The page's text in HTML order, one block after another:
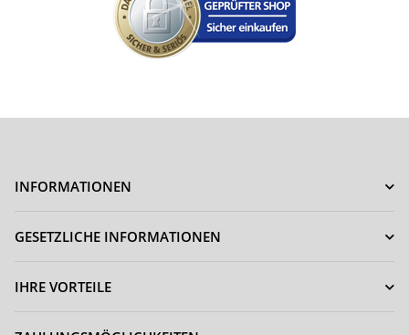
INFORMATIONEN
GESETZLICHE INFORMATIONEN
IHRE VORTEILE